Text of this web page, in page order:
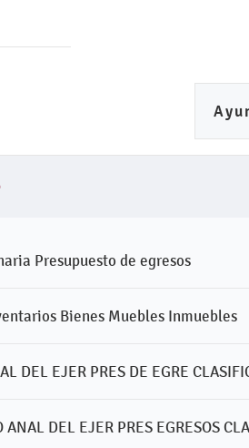
Presupuesto de egresos
Bienes Muebles Inmuebles
DEL EJER PRES DE EGRE
ANAL DEL EJER PRES EGRESOS